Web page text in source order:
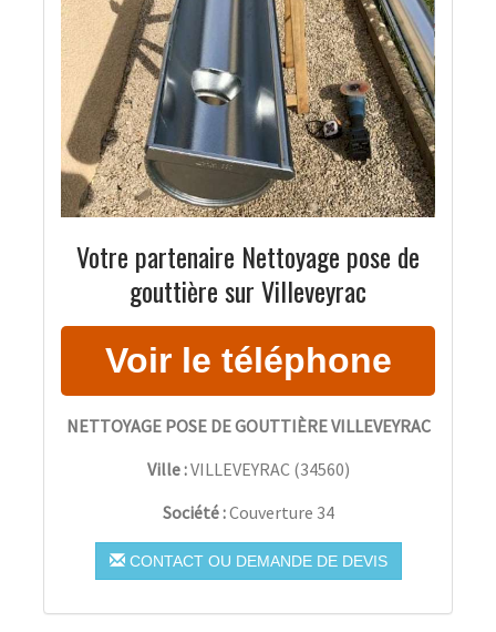
Votre partenaire Nettoyage pose de
gouttière sur Villeveyrac
NETTOYAGE POSE DE GOUTTIÈRE VILLEVEYRAC
Ville :VILLEVEYRAC(34560)
Société :Couverture 34
CONTACT OU DEMANDE DE DEVIS